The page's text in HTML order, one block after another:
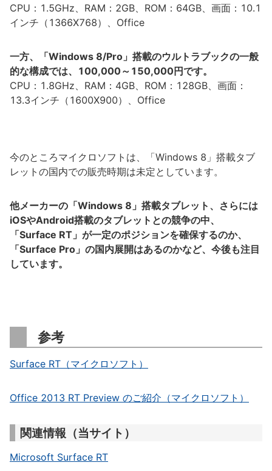
CPU：1.5GHz、RAM：2GB、ROM：64GB、画面：10.1
インチ（1366X768）、Office
一方、「Windows 8/Pro」搭載のウルトラブックの一般
的な構成では、100,000～150,000円です。
CPU：1.8GHz、RAM：4GB、ROM：128GB、画面：
13.3インチ（1600X900）、Office
今のところマイクロソフトは、「Windows 8」搭載タブ
レットの国内での販売時期は未定としています。
他メーカーの「Windows 8」搭載タブレット、さらには
iOSやAndroid搭載のタブレットとの競争の中、
「Surface RT」が一定のポジションを確保するのか、
「Surface Pro」の国内展開はあるのかなど、今後も注目
しています。
参考
Surface RT（マイクロソフト）
Office 2013 RT Preview のご紹介（マイクロソフト）
関連情報（当サイト）
Microsoft Surface RT